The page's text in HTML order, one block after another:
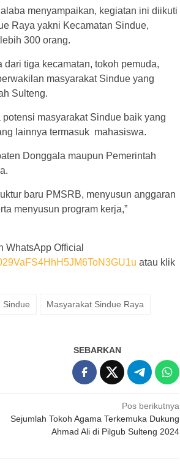
menyampaikan, kegiatan ini diikuti
Raya yakni Kecamatan Sindue,
300 orang.
tiga kecamatan, tokoh pemuda,
masyarakat Sindue yang
Sulteng.
masyarakat Sindue baik yang
lainnya termasuk mahasiswa.
Donggala maupun Pemerintah
baru PMSRB, menyusun anggaran
menyusun program kerja,”
WhatsApp Official
atau klik
Sindue Masyarakat Sindue Raya
SEBARKAN
Pos berikutnya
Sejumlah Tokoh Agama Terkemuka Dukung
Ahmad Ali di Pilgub Sulteng 2024